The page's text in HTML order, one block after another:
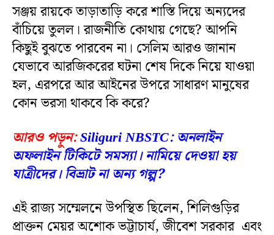
সঞ্জয় রায়কে তাড়াতাড়ি করে শাস্তি দিয়ে অন্যদের
বাঁচিয়ে তুলল। রাজনীতি কোথায় গেছে? আপনি
কিছুই বুঝতে পারবেন না। সেলিম আরও জানান
যেভাবে আরজিকরের ঘটনা শেষ দিকে নিয়ে যাওয়া
হল, এরপরে আর আইনের উপরে সাধারণ মানুষের
কোন ভরসা থাকবে কি করে?
আরও পড়ুন:Siliguri NBSTC: অনলাইন
অফলাইন টিকিটে সমস্যা। নামিয়ে দেওয়া হয়
যাত্রীদের। বিভ্রাট না অন্য গল্প?
এই রাজ্য সম্মেলনে উপস্থিত ছিলেন, শিলিগুড়ির
প্রাক্তন মেয়র অশোক ভট্টাচার্য, জীবেশ সরকার এবং